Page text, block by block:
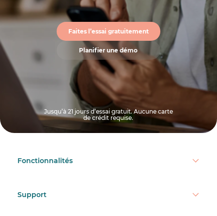
Faites l’essai gratuitement
Planifier une démo
Jusqu’à 21 jours d’essai gratuit. Aucune carte
de crédit requise.
Fonctionnalités
Support